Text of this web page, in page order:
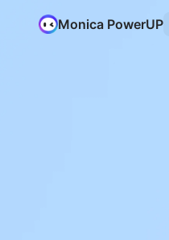
Monica PowerUP